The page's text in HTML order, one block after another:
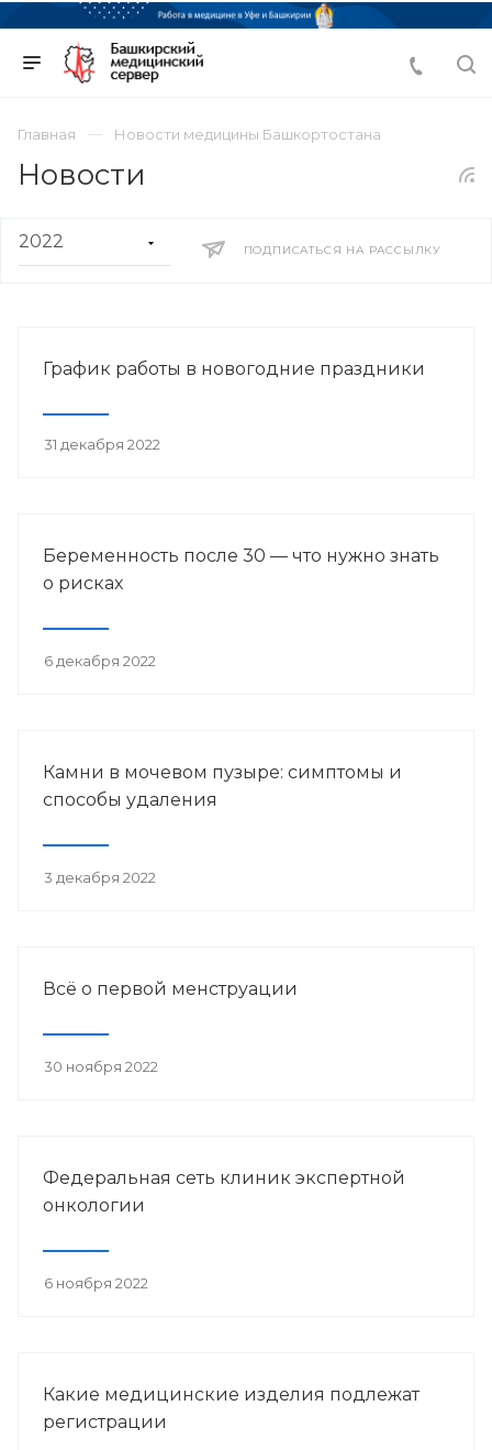
Главная Новости медицины Башкортостана
Новости
ПОДПИСАТЬСЯ НА РАССЫЛКУ
График работы в новогодние праздники
31 декабря 2022
Беременность после 30 — что нужно знать
о рисках
6 декабря 2022
Камни в мочевом пузыре: симптомы и
способы удаления
3 декабря 2022
Всё о первой менструации
30 ноября 2022
Федеральная сеть клиник экспертной
онкологии
6 ноября 2022
Какие медицинские изделия подлежат
регистрации